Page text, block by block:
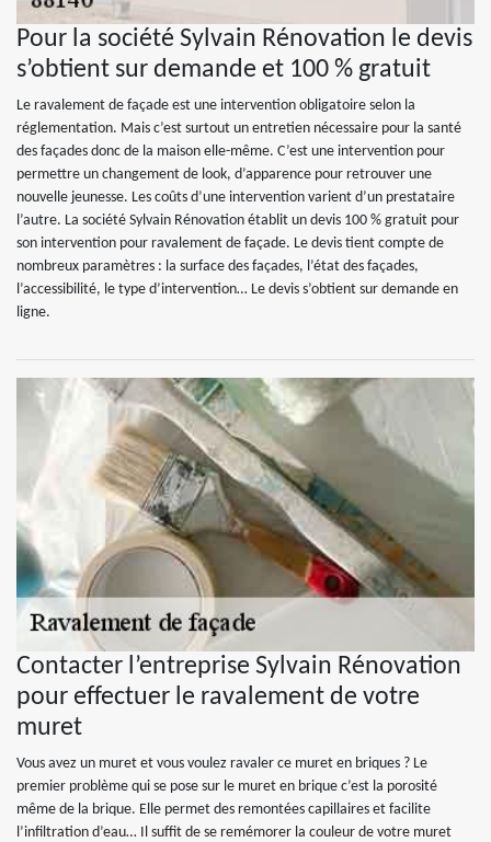
Pour la société Sylvain Rénovation le devis
s’obtient sur demande et 100 % gratuit
Le ravalement de façade est une intervention obligatoire selon la
réglementation. Mais c’est surtout un entretien nécessaire pour la santé
des façades donc de la maison elle-même. C’est une intervention pour
permettre un changement de look, d’apparence pour retrouver une
nouvelle jeunesse. Les coûts d’une intervention varient d’un prestataire
l’autre. La société Sylvain Rénovation établit un devis 100 % gratuit pour
son intervention pour ravalement de façade. Le devis tient compte de
nombreux paramètres : la surface des façades, l’état des façades,
l’accessibilité, le type d’intervention… Le devis s’obtient sur demande en
ligne.
Contacter l’entreprise Sylvain Rénovation
pour effectuer le ravalement de votre
muret
Vous avez un muret et vous voulez ravaler ce muret en briques ? Le
premier problème qui se pose sur le muret en brique c’est la porosité
même de la brique. Elle permet des remontées capillaires et facilite
l’infiltration d’eau… Il suffit de se remémorer la couleur de votre muret